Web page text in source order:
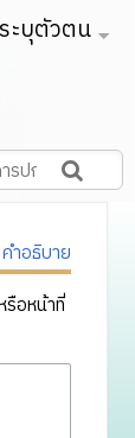
ะบุตัวตน
คำอธิบาย
รือหน้าที่